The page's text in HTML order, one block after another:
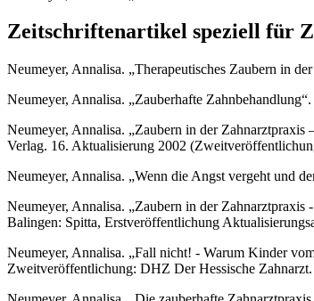
Zeitschriftenartikel speziell für
Neumeyer, Annalisa. „Therapeutisches Zaubern in
Neumeyer, Annalisa. „Zauberhafte
Neumeyer, Annalisa. „Zaubern in der
Verlag. 16. Aktualisierung 2002
Neumeyer, Annalisa. „Wenn die Angst vergeht und
Neumeyer, Annalisa. „Zaubern in der
Balingen: Spitta, Erstveröffentlichung
Neumeyer, Annalisa. „Fall nicht! - Warum Kinder
Zweitveröffentlichung: DHZ Der Hessische